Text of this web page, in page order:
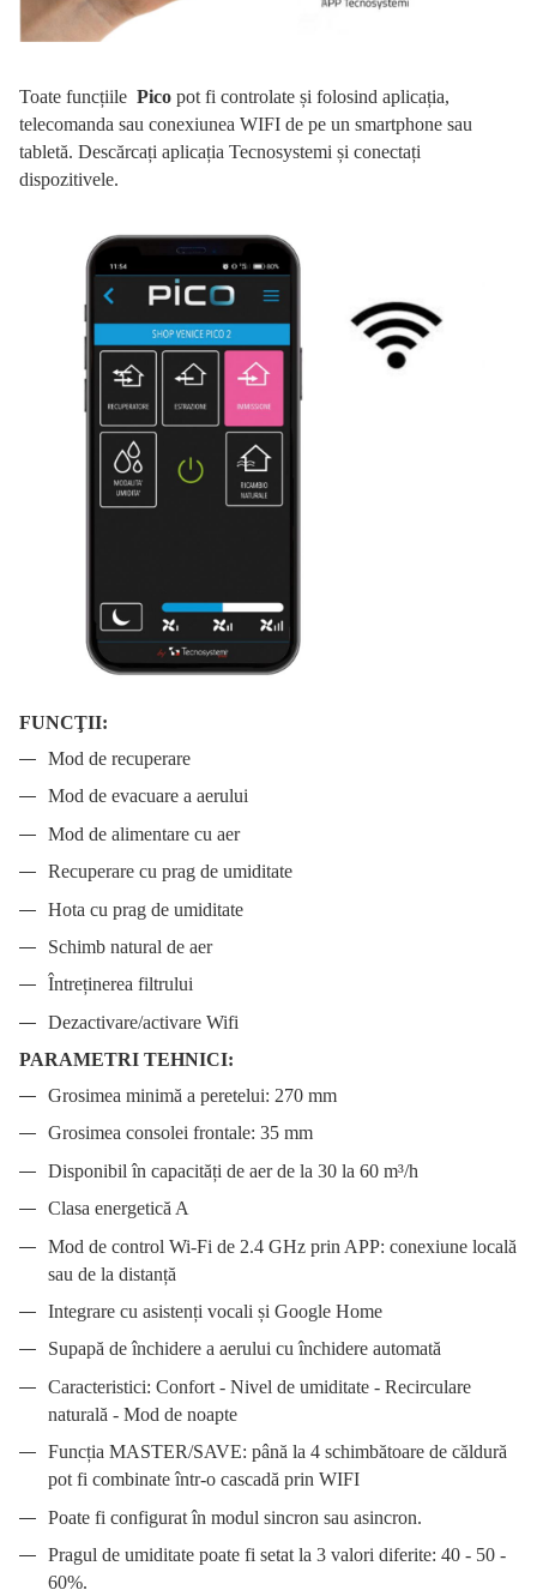
Toate funcțiile Pico pot fi controlate și folosind aplicația,
telecomanda sau conexiunea WIFI de pe un smartphone sau
tabletă. Descărcați aplicația Tecnosystemi și conectați
dispozitivele.
FUNCŢII:
Mod de recuperare
Mod de evacuare a aerului
Mod de alimentare cu aer
Recuperare cu prag de umiditate
Hota cu prag de umiditate
Schimb natural de aer
Întreținerea filtrului
Dezactivare/activare Wifi
PARAMETRI TEHNICI:
Grosimea minimă a peretelui: 270 mm
Grosimea consolei frontale: 35 mm
Disponibil în capacități de aer de la 30 la 60 m³/h
Clasa energetică A
Mod de control Wi-Fi de 2.4 GHz prin APP: conexiune locală
sau de la distanță
Integrare cu asistenți vocali și Google Home
Supapă de închidere a aerului cu închidere automată
Caracteristici: Confort - Nivel de umiditate - Recirculare
naturală - Mod de noapte
Funcția MASTER/SAVE: până la 4 schimbătoare de căldură
pot fi combinate într-o cascadă prin WIFI
Poate fi configurat în modul sincron sau asincron.
Pragul de umiditate poate fi setat la 3 valori diferite: 40 - 50 -
60%.